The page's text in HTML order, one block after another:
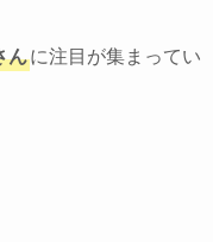
んに注目が集まってい